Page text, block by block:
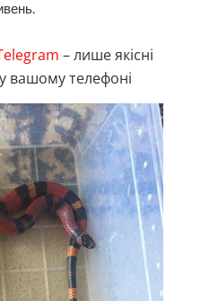
– лише якісні
у вашому телефоні